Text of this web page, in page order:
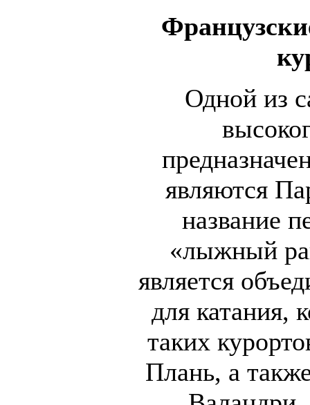
Одной из
являются
название
«лыжный
является
для катания,
таких
Плань, а